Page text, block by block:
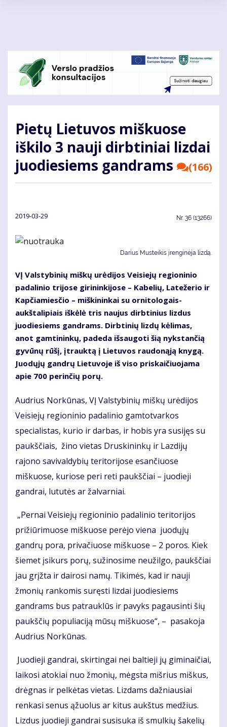
Pietų Lietuvos miškuose
iškilo 3 nauji dirbtiniai lizdai
juodiesiems gandrams
(166)
2019-03-29 Nr. 36 (13266)
Darius Musteikis įrenginėja lizdą.
VĮ Valstybinių miškų urėdijos Veisiejų regioninio
padalinio trijose girininkijose – Kabelių, Latežerio ir
Kapčiamiesčio – miškininkai su ornitologais-
aukštalipiais iškėlė tris naujus dirbtinius lizdus
juodiesiems gandrams. Dirbtinių lizdų kėlimas,
anot gamtininkų, padeda išsaugoti šią nykstančią
gyvūnų rūšį, įtrauktą į Lietuvos raudonąją knygą.
Juodųjų gandrų Lietuvoje iš viso priskaičiuojama
apie 700 perinčių porų.
Audrius Norkūnas, VĮ Valstybinių miškų urėdijos
Veisiejų regioninio padalinio gamtotvarkos
specialistas, kurio ir darbas, ir hobis yra susijęs su
paukščiais, žino vietas Druskininkų ir Lazdijų
rajono savivaldybių teritorijose esančiuose
miškuose, kuriose peri reti paukščiai – juodieji
gandrai, lututės ar žalvarniai.
„Pernai Veisiejų regioninio padalinio teritorijos
prižiūrimuose miškuose perėjo viena juodųjų
gandrų pora, privačiuose miškuose – 2 poros. Kiek
šiemet įsikurs porų, sužinosime neužilgo, paukščiai
jau grįžta ir dairosi namų. Tikimės, kad ir nauji
žmonių rankomis suręsti lizdai juodiesiems
gandrams bus patrauklūs ir pavyks pagausinti šių
paukščių populiaciją mūsų miškuose“, – pasakoja
Audrius Norkūnas.
Juodieji gandrai, skirtingai nei baltieji jų giminaičiai,
laikosi atokiai nuo žmonių, mėgsta mišrius miškus,
drėgnas ir pelkėtas vietas. Lizdams dažniausiai
renkasi senus ąžuolus ar kitus aukštus medžius.
Lizdus juodieji gandrai susisuka iš smulkių šakelių